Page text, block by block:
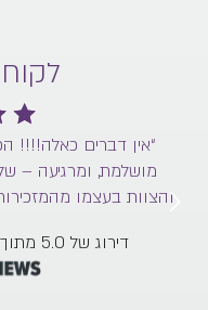
“אין דברים כאלה!!!!
מושלמת, ומרגיעה –
והצוות בעצמו
דירוג של 5.0 מתוך 5 מבוסס על